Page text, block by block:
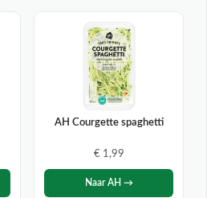
AH Courgette spaghetti
€ 1,99
Naar AH →